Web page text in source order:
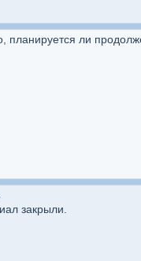
планируется ли
закрыли.